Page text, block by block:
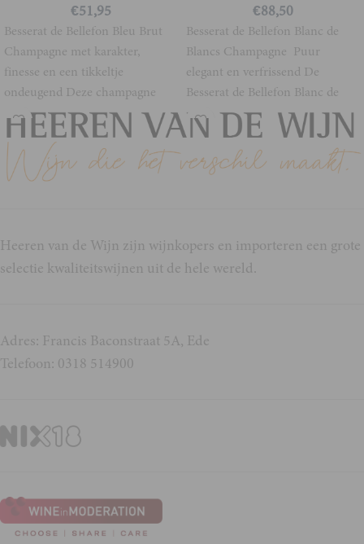
€51,95
Besserat de Bellefon Bleu Brut
Champagne met karakter,
finesse en een tikkeltje
ondeugend Deze champagne
jubelt in je glas. De
€88,50
Besserat de Bellefon Blanc de
Blancs Champagne Puur
elegant en verfrissend De
Besserat de Bellefon Blanc de
Blancs nodigt je
Heeren van de Wijn zijn wijnkopers en importeren een grote
selectie kwaliteitswijnen uit de hele wereld.
Adres: Francis Baconstraat 5A, Ede
Telefoon: 0318 514900